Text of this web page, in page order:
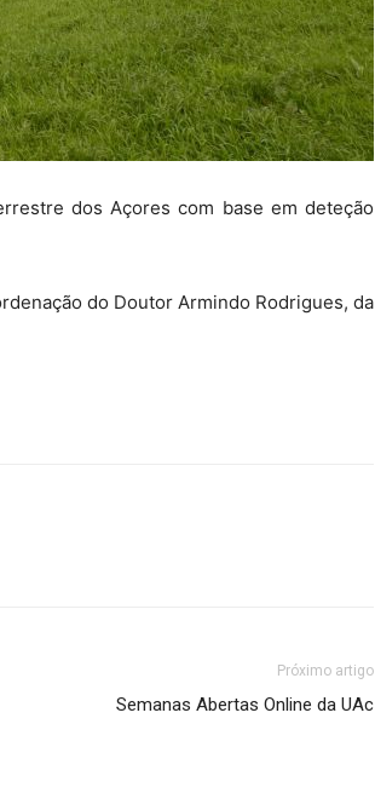
dos Açores com base em deteção
do Doutor Armindo Rodrigues, da
Próximo artigo
Semanas Abertas Online da UAc